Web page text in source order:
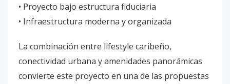
• Proyecto bajo estructura fiduciaria
• Infraestructura moderna y organizada
La combinación entre lifestyle caribeño,
conectividad urbana y amenidades panorámicas
convierte este proyecto en una de las propuestas